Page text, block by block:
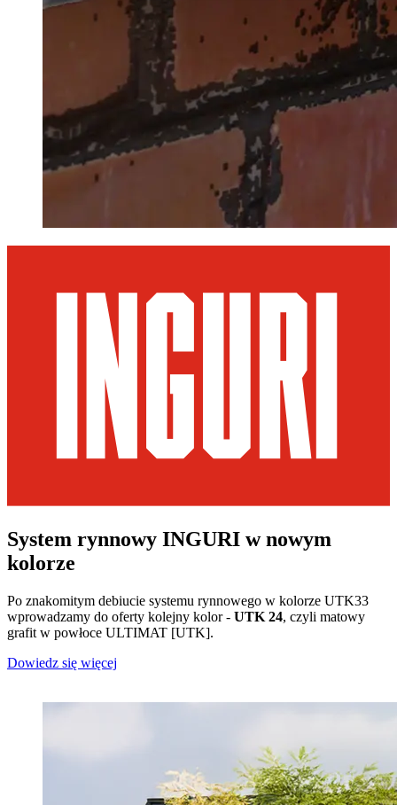
System rynnowy INGURI w nowym
kolorze
Po znakomitym debiucie systemu rynnowego w kolorze UTK33
wprowadzamy do oferty kolejny kolor - UTK 24, czyli matowy
grafit w powłoce ULTIMAT [UTK].
Dowiedz się więcej